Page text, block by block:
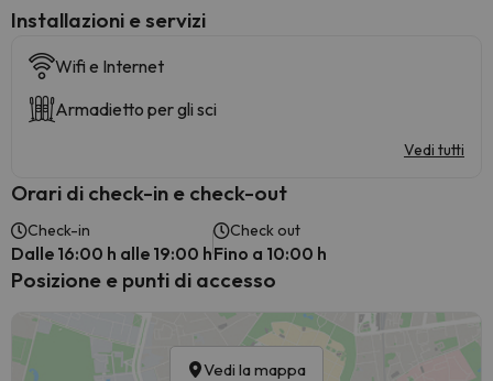
Installazioni e servizi
Wifi e Internet
Armadietto per gli sci
Vedi tutti
Orari di check-in e check-out
Check-in
Dalle 16:00 h alle 19:00 h
Check out
Fino a 10:00 h
Posizione e punti di accesso
Vedi la mappa